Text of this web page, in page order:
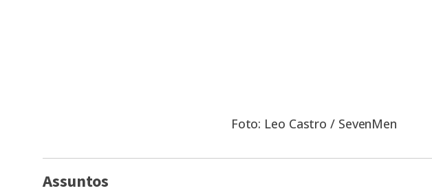
Foto: Leo Castro / SevenMen
Assuntos